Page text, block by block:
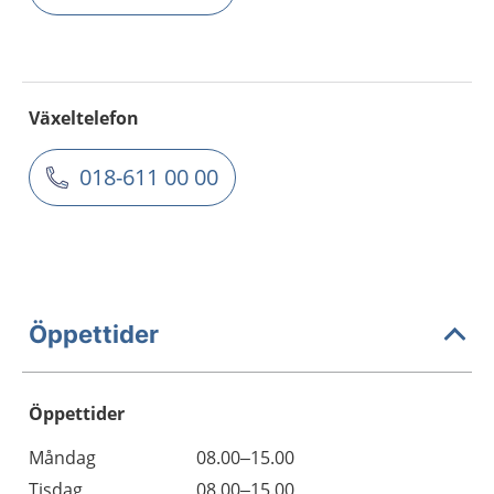
Växeltelefon
018-611 00 00
Öppettider
Öppettider
Dag
Öppettider
Kommentarer
Måndag
08.00–15.00